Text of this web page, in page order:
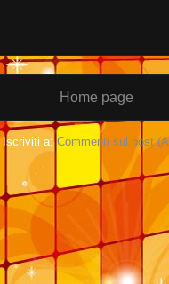
Home page
Iscriviti a:Commenti sul post